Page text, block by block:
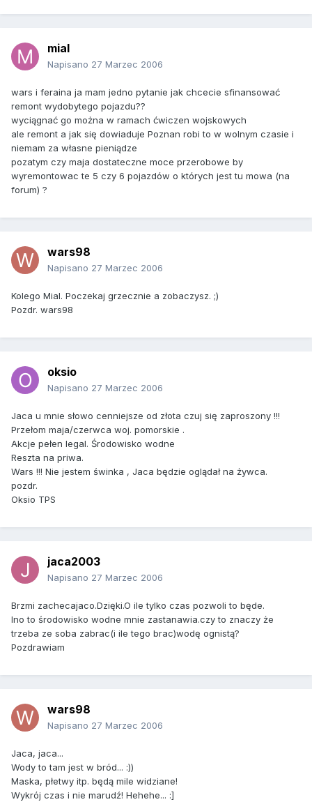
mial
Napisano 27 Marzec 2006
wars i feraina ja mam jedno pytanie jak chcecie sfinansować
remont wydobytego pojazdu??
wyciągnać go można w ramach ćwiczen wojskowych
ale remont a jak się dowiaduje Poznan robi to w wolnym czasie i
niemam za własne pieniądze
pozatym czy maja dostateczne moce przerobowe by
wyremontowac te 5 czy 6 pojazdów o których jest tu mowa (na
forum) ?
wars98
Napisano 27 Marzec 2006
Kolego Mial. Poczekaj grzecznie a zobaczysz. ;)
Pozdr. wars98
oksio
Napisano 27 Marzec 2006
Jaca u mnie słowo cenniejsze od złota czuj się zaproszony !!!
Przełom maja/czerwca woj. pomorskie .
Akcje pełen legal. Środowisko wodne
Reszta na priwa.
Wars !!! Nie jestem świnka , Jaca będzie oglądał na żywca.
pozdr.
Oksio TPS
jaca2003
Napisano 27 Marzec 2006
Brzmi zachecajaco.Dzięki.O ile tylko czas pozwoli to będe.
Ino to środowisko wodne mnie zastanawia.czy to znaczy że
trzeba ze soba zabrac(i ile tego brac)wodę ognistą?
Pozdrawiam
wars98
Napisano 27 Marzec 2006
Jaca, jaca...
Wody to tam jest w bród... :))
Maska, płetwy itp. będą mile widziane!
Wykrój czas i nie marudź! Hehehe... :]